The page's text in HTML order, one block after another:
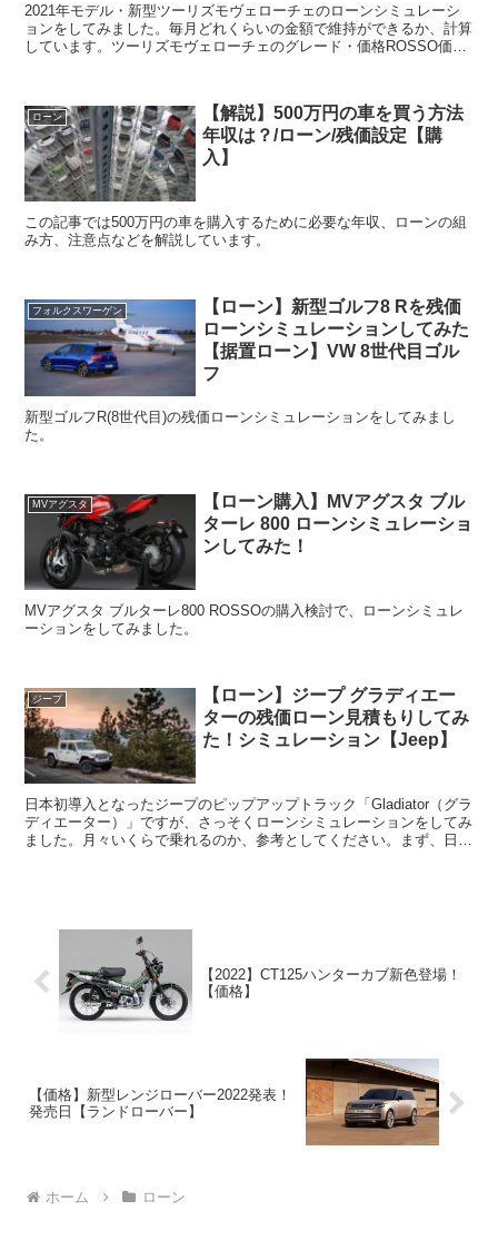
2021年モデル・新型ツーリズモヴェローチェのローンシミュレーシ
ョンをしてみました。毎月どれくらいの金額で維持ができるか、計算
しています。ツーリズモヴェローチェのグレード・価格ROSSO価
ローン
【解説】500万円の車を買う方法
年収は？/ローン/残価設定【購
入】
この記事では500万円の車を購入するために必要な年収、ローンの組
み方、注意点などを解説しています。
フォルクスワーゲン
【ローン】新型ゴルフ8 Rを残価
ローンシミュレーションしてみた
【据置ローン】VW 8世代目ゴル
フ
新型ゴルフR(8世代目)の残価ローンシミュレーションをしてみまし
た。
MVアグスタ
【ローン購入】MVアグスタ ブル
ターレ 800 ローンシミュレーショ
ンしてみた！
MVアグスタ ブルターレ800 ROSSOの購入検討で、ローンシミュレ
ーションをしてみました。
ジープ
【ローン】ジープ グラディエー
ターの残価ローン見積もりしてみ
た！シミュレーション【Jeep】
日本初導入となったジープのピップアップトラック「Gladiator（グラ
ディエーター）」ですが、さっそくローンシミュレーションをしてみ
ました。月々いくらで乗れるのか、参考としてください。まず、日本
【2022】CT125ハンターカブ新色登場！
【価格】
【価格】新型レンジローバー2022発表！
発売日【ランドローバー】
ホーム ローン